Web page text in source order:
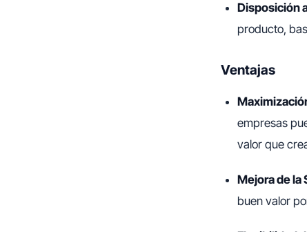
Disposición
producto,
Ventajas
empresas
valor que
Mejora de la
buen valor